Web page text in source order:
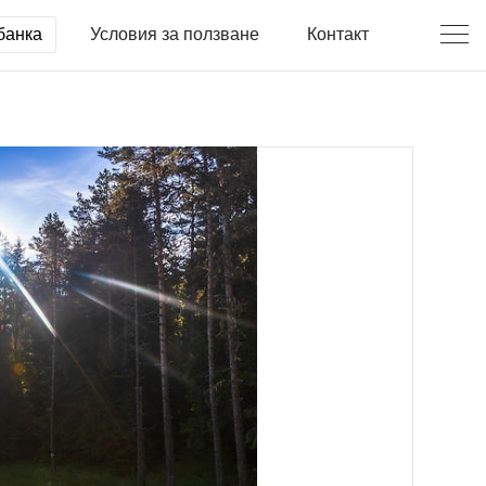
Условия за ползване Контакт